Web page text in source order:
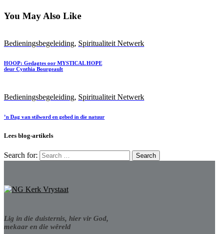
You May Also Like
Bedieningsbegeleiding, Spiritualiteit Netwerk
HOOP: Gedagtes oor MYSTICAL HOPE
deur Cynthia Bourgeault
Bedieningsbegeleiding, Spiritualiteit Netwerk
’n Dag van stilword en gebed in die natuur
Lees blog-artikels
Search for:
Lig in die duisternis, hier vir God,
mekaar en die wêreld